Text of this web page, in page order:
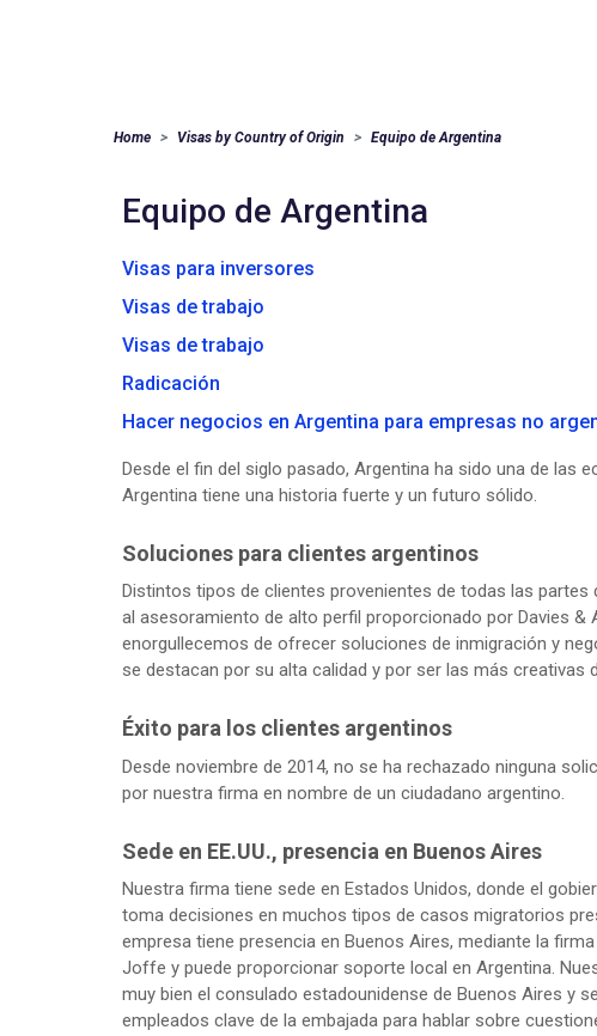
Home Visas by Country of Origin Equipo de Argentina
Equipo de Argentina
Visas para inversores
Visas de trabajo
Visas de trabajo
Radicación
Hacer negocios en Argentina para empresas no
Desde el fin del siglo pasado, Argentina ha sido una de las
Argentina tiene una historia fuerte y un futuro sólido.
Soluciones para clientes argentinos
Distintos tipos de clientes provenientes de todas las partes
al asesoramiento de alto perfil proporcionado por Davies
enorgullecemos de ofrecer soluciones de inmigración y
se destacan por su alta calidad y por ser las más creativas
Éxito para los clientes argentinos
Desde noviembre de 2014, no se ha rechazado ninguna
por nuestra firma en nombre de un ciudadano argentino.
Sede en EE.UU., presencia en Buenos Aires
Nuestra firma tiene sede en Estados Unidos, donde el
toma decisiones en muchos tipos de casos migratorios
empresa tiene presencia en Buenos Aires, mediante la
Joffe y puede proporcionar soporte local en Argentina.
muy bien el consulado estadounidense de Buenos Aires y
empleados clave de la embajada para hablar sobre